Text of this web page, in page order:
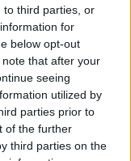
to third parties, or
for
below opt-out
that after your
seeing
utilized by
parties prior to
of the further
third parties on the
WK-sensatie
na harde